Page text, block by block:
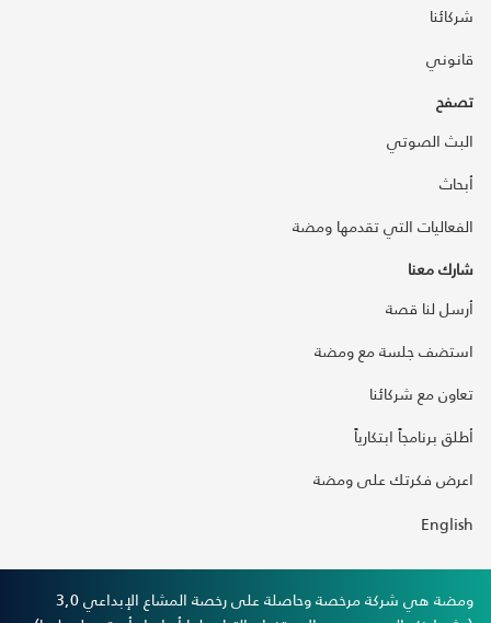
شركائنا
قانوني
تصفح
البث الصوتي
أبحاث
الفعاليات التي تقدمها ومضة
شارك معنا
أرسل لنا قصة
استضف جلسة مع ومضة
تعاون مع شركائنا
أطلق برنامجاً ابتكارياً
اعرض فكرتك على ومضة
English
ومضة هي شركة مرخصة وحاصلة على رخصة المشاع الإبداعي 3,0